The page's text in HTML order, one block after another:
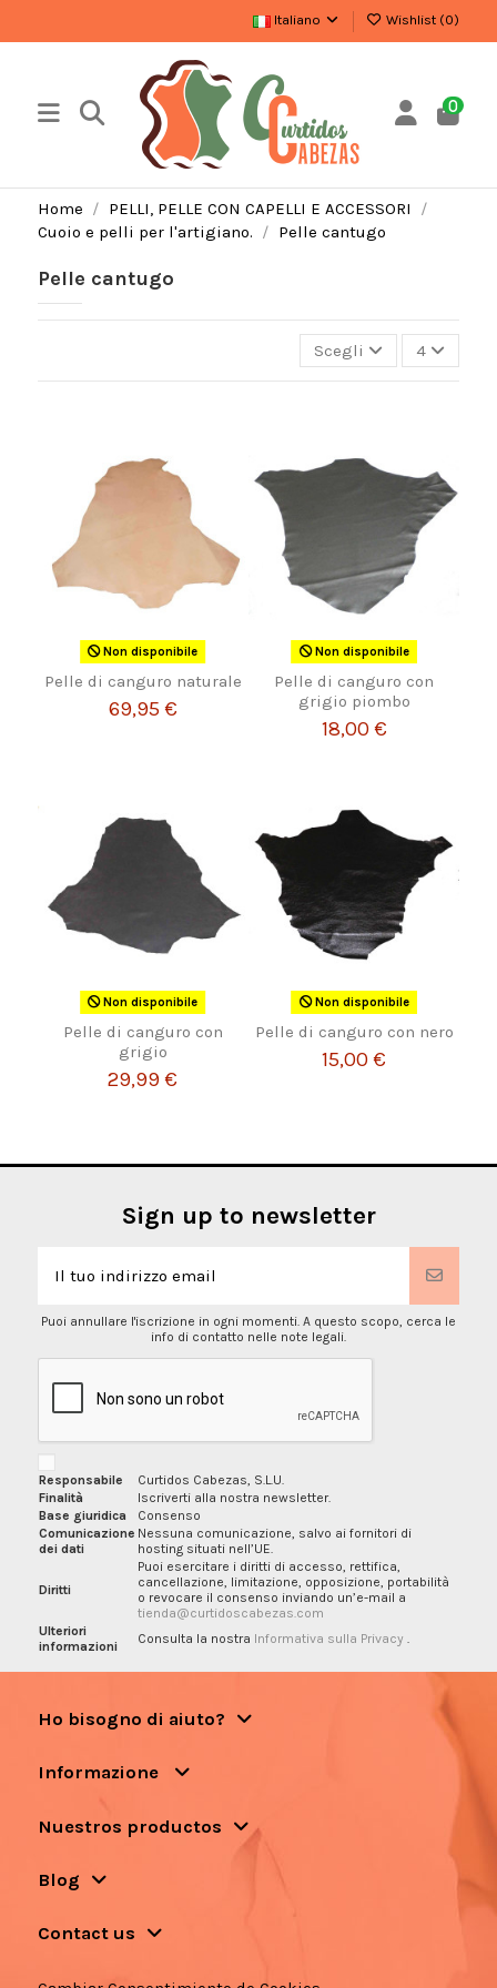
Italiano Wishlist (0)
0
Home
PELLI, PELLE CON CAPELLI E ACCESSORI
Cuoio e pelli per l'artigiano.
Pelle cantugo
Pelle cantugo
Scegli 4
Non disponibile
Pelle di canguro naturale
69,95 €
Non disponibile
Pelle di canguro con
grigio piombo
18,00 €
Non disponibile
Pelle di canguro con
grigio
29,99 €
Non disponibile
Pelle di canguro con nero
15,00 €
Sign up to newsletter
Puoi annullare l'iscrizione in ogni momenti. A questo scopo, cerca le
info di contatto nelle note legali.
Responsabile
Curtidos Cabezas, S.L.U.
Finalità
Iscriverti alla nostra newsletter.
Base giuridica
Consenso
Comunicazione
dei dati
Nessuna comunicazione, salvo ai fornitori di
hosting situati nell’UE.
Diritti
Puoi esercitare i diritti di accesso, rettifica,
cancellazione, limitazione, opposizione, portabilità
o revocare il consenso inviando un’e-mail a
tienda@curtidoscabezas.com
Ulteriori
informazioni
Consulta la nostra Informativa sulla Privacy
Ho bisogno di aiuto?
Informazione
Nuestros productos
Blog
Contact us